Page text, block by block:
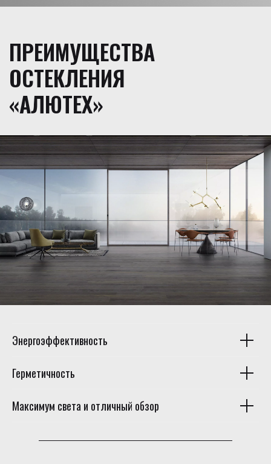
ПРЕИМУЩЕСТВА
ОСТЕКЛЕНИЯ
«АЛЮТЕХ»
Энергоэффективность
Герметичность
Максимум света и отличный обзор